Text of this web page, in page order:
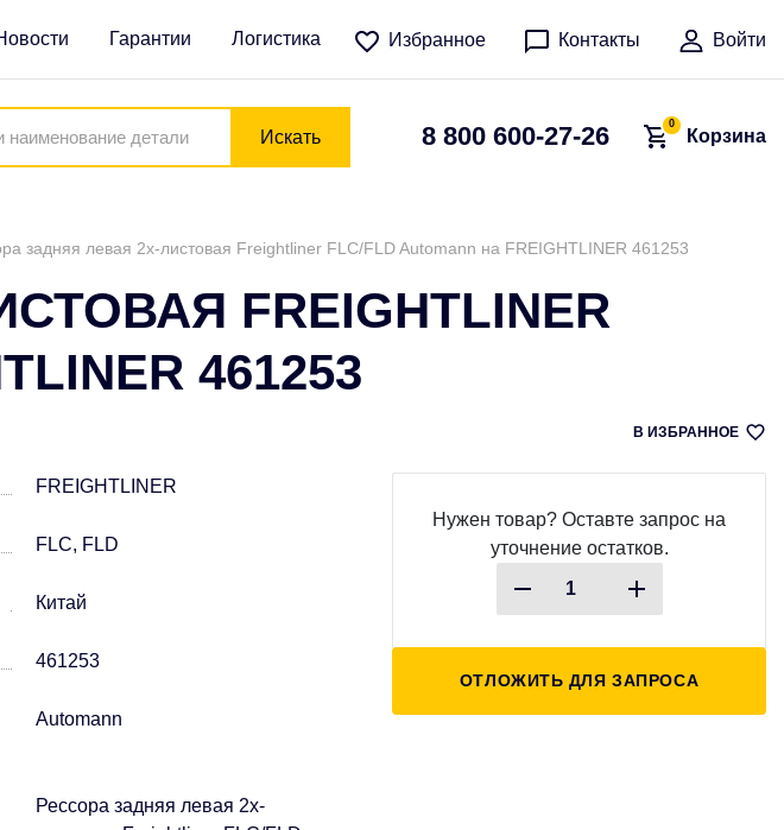
Гарантии Логистика Избранное Контакты Войти
Искать 8 800 600-27-26 Корзина
0
задняя левая 2х-листовая Freightliner FLC/FLD Automann на FREIGHTLINER 461253
FREIGHTLINER
461253
В ИЗБРАННОЕ
FREIGHTLINER
FLC, FLD
Китай
461253
Automann
Рессора задняя левая 2х-
Нужен товар? Оставте запрос на
уточнение остатков.
ОТЛОЖИТЬ ДЛЯ ЗАПРОСА